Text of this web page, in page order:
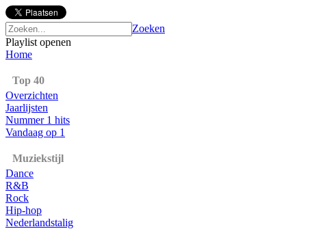
Zoeken
Playlist openen
Home
Top 40
Overzichten
Jaarlijsten
Nummer 1 hits
Vandaag op 1
Muziekstijl
Dance
R&B
Rock
Hip-hop
Nederlandstalig